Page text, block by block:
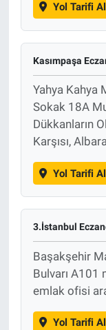
Yol Tarifi Al
Kasımpaşa
Yahya Kahya
Sokak 18A
Dükkanların
Karşısı,
Yol Tarifi Al
3.İstanbul
Başakşehir
Bulvarı A101
emlak ofisi
Yol Tarifi Al